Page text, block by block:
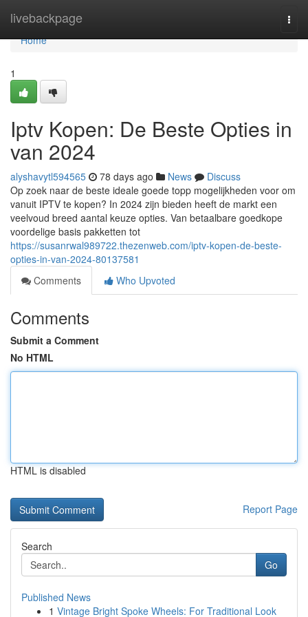
livebackpage
Home
Home
1
Iptv Kopen: De Beste Opties in
van 2024
alyshavytl594565 78 days ago News
Discuss
Op zoek naar de beste ideale goede topp mogelijkheden voor om
vanuit IPTV te kopen? In 2024 zijn bieden heeft de markt een
veelvoud breed aantal keuze opties. Van betaalbare goedkope
voordelige basis pakketten tot
https://susanrwal989722.thezenweb.com/iptv-kopen-de-beste-
opties-in-van-2024-80137581
Comments
Who Upvoted
Comments
Submit a Comment
No HTML
HTML is disabled
Report Page
Search
Go
Published News
1 Vintage Bright Spoke Wheels: For Traditional Look